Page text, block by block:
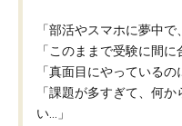
「部活やスマホに夢中で
「このままで受験に間に
「真面目にやっている
「課題が多すぎて、何
い…」